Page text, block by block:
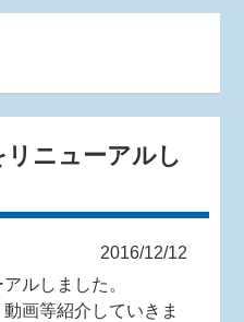
ニューアルし
2016/12/12
ルしました。
画等紹介していきま